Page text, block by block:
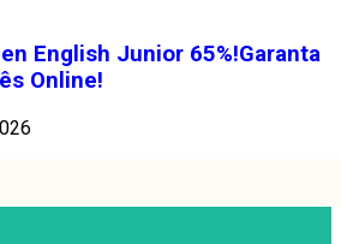
English Junior 65%!Garanta
Online!